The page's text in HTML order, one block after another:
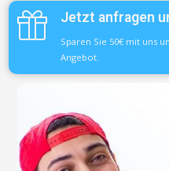
Jetzt anfragen
Sparen Sie 50€ mit uns
Angebot.